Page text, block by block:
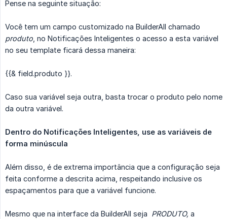
Pense na seguinte situação:
Você tem um campo customizado na BuilderAll chamado
produto , no Notificações Inteligentes o acesso a esta variável
no seu template ficará dessa maneira:
{{& field.produto }}.
Caso sua variável seja outra, basta trocar o produto pelo nome
da outra variável.
Dentro do Notificações Inteligentes, use as variáveis de
forma minúscula
Além disso, é de extrema importância que a configuração seja
feita conforme a descrita acima, respeitando inclusive os
espaçamentos para que a variável funcione.
Mesmo que na interface da BuilderAll seja PRODUTO, a